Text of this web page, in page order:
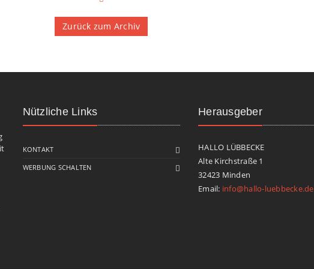
Zurück zum Archiv
Nützliche Links
KONTAKT
WERBUNG SCHALTEN
Herausgeber
HALLO LÜBBECKE
Alte Kirchstraße 1
32423 Minden
Email: info@hallo-luebbecke.de